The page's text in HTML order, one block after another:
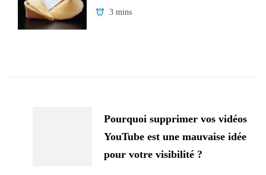
3 mins
Pourquoi supprimer vos vidéos
YouTube est une mauvaise idée
pour votre visibilité ?